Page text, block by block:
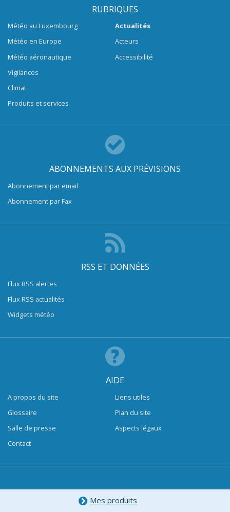
RUBRIQUES
Météo au Luxembourg
Météo en Europe
Météo aéronautique
Vigilances
Climat
Produits et services
Actualités
Acteurs
Accessibilité
ABONNEMENTS AUX PRÉVISIONS
Abonnement par email
Abonnement par Fax
RSS ET DONNÉES
Flux RSS alertes
Flux RSS actualités
Widgets météo
AIDE
A propos du site
Glossaire
Salle de presse
Contact
Liens utiles
Plan du site
Aspects légaux
Mes produits